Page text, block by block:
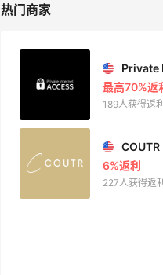
热门商家
Private
最高70%返
189人获得返利
COUTR
6%返利
227人获得返利